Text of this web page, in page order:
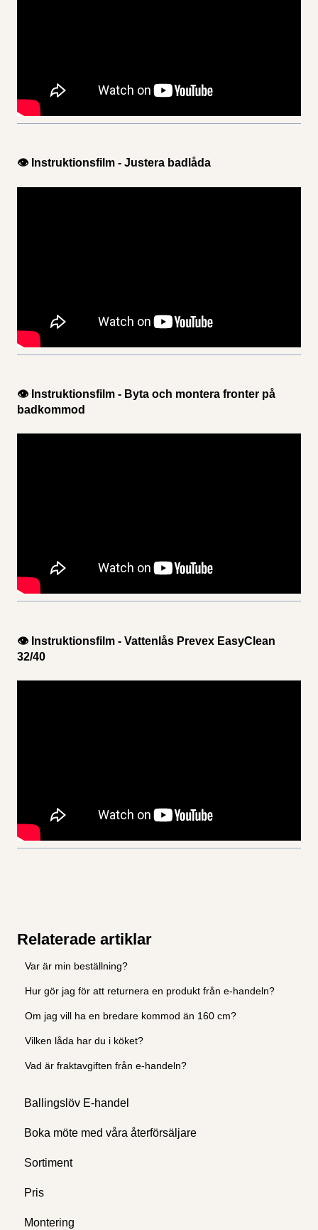
👁 Instruktionsfilm - Justera badlåda
👁 Instruktionsfilm - Byta och montera fronter på
badkommod
👁 Instruktionsfilm - Vattenlås Prevex EasyClean
32/40
Relaterade artiklar
Var är min beställning?
Hur gör jag för att returnera en produkt från e-handeln?
Om jag vill ha en bredare kommod än 160 cm?
Vilken låda har du i köket?
Vad är fraktavgiften från e-handeln?
Ballingslöv E-handel
Boka möte med våra återförsäljare
Sortiment
Pris
Montering